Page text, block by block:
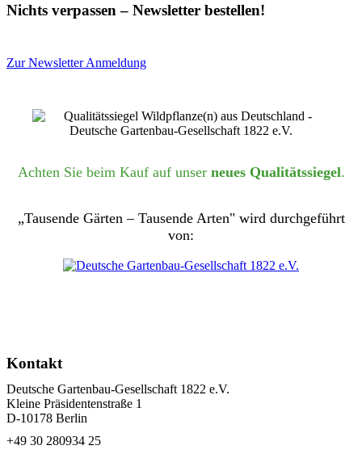
Nichts verpassen – Newsletter bestellen!
Zur Newsletter Anmeldung
Achten Sie beim Kauf auf unser neues Qualitätssiegel.
„Tausende Gärten – Tausende Arten" wird durchgeführt
von:
Kontakt
Deutsche Gartenbau-Gesellschaft 1822 e.V.
Kleine Präsidentenstraße 1
D-10178 Berlin
+49 30 280934 25